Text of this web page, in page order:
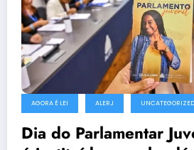
AGORA É LEI ALERJ UNCATEGORIZED
Dia do Parlamentar